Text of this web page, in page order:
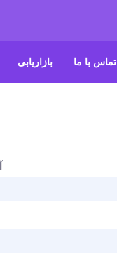
بازاریابی تماس با ما